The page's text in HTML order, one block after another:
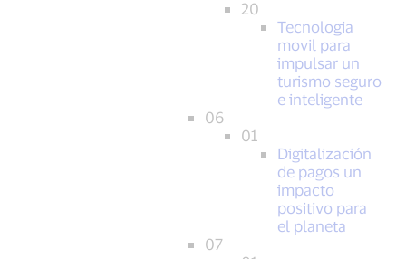
20
Tecnologia
movil para
impulsar un
turismo seguro
e inteligente
06
01
Digitalización
de pagos un
impacto
positivo para
el planeta
07